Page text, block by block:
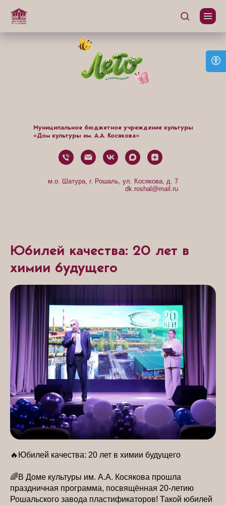
Муниципальное бюджетное учреждение культуры
«Дом культуры им. А.А. Косякова»
м.о. Шатура, г. Рошаль, ул. Косякова, д. 7
dk.roshal@mail.ru
Юбилей качества: 20 лет в
химии будущего
🔥Юбилей качества: 20 лет в химии будущего
🌈В Доме культуры им. А.А. Косякова прошла
праздничная программа, посвящённая 20-летию
Рошальского завода пластификаторов! Такой юбилей